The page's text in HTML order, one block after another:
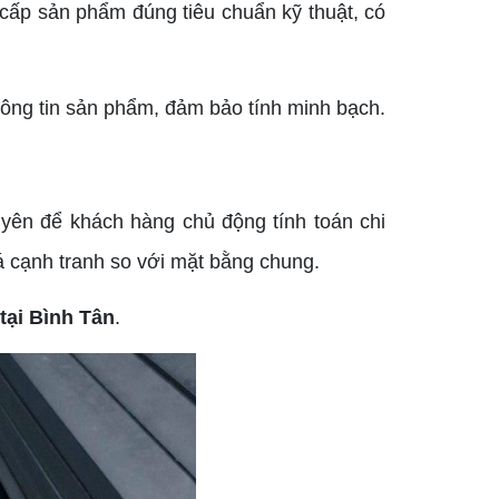
sản phẩm đúng tiêu chuẩn kỹ thuật, có
tin sản phẩm, đảm bảo tính minh bạch.
để khách hàng chủ động tính toán chi
tranh so với mặt bằng chung.
Bình Tân.